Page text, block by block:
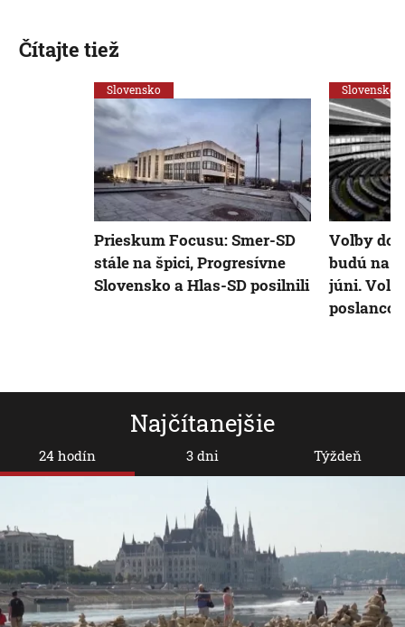
Najčítanejšie
24 hodín 3 dni Týždeň
Čítajte tiež
Slovensko
Prieskum Focusu: Smer-SD
stále na špici, Progresívne
Slovensko a Hlas-SD posilnili
Slovensko
Voľby do
budú na
júni.
poslancov